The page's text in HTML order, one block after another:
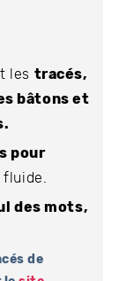
les tracés,
bâtons et
pour
des mots,
de